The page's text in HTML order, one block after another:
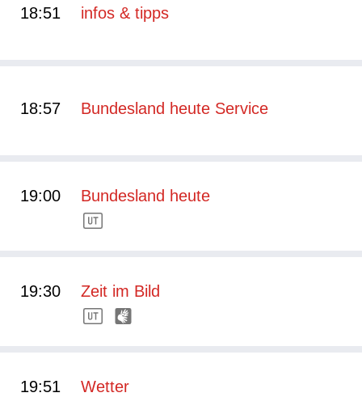
18:51 infos & tipps
18:57 Bundesland heute Service
19:00 Bundesland heute
19:30 Zeit im Bild
19:51 Wetter